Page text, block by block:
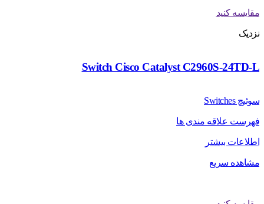
مقایسه کنید
نزدیک
Switch Cisco Catalyst C2960S-24TD-L
سوئیچ Switches
فهرست علاقه مندی ها
اطلاعات بیشتر
مشاهده سریع